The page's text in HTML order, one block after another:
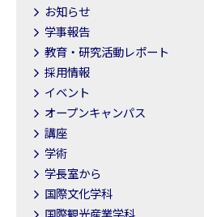
お知らせ
学事報告
教育・研究活動レポート
採用情報
イベント
オープンキャンパス
講座
学術
学長室から
国際文化学科